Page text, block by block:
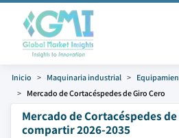
Inicio Maquinaria industrial
Mercado de Cortacéspedes de Giro Cero
Mercado de Cortacéspedes
compartir 2026-2035